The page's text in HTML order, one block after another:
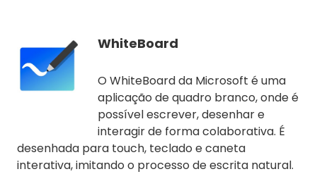
WhiteBoard
O WhiteBoard da Microsoft é uma
aplicação de quadro branco, onde é
possível escrever, desenhar e
interagir de forma colaborativa. É
desenhada para touch, teclado e caneta
interativa, imitando o processo de escrita natural.